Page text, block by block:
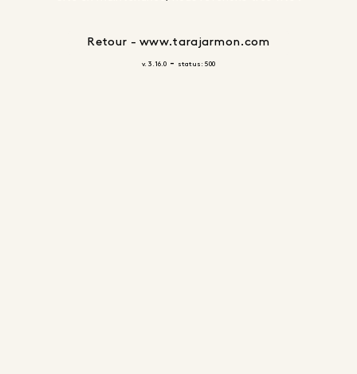
Retour - www.tarajarmon.com
v. 3.16.0 - status: 500